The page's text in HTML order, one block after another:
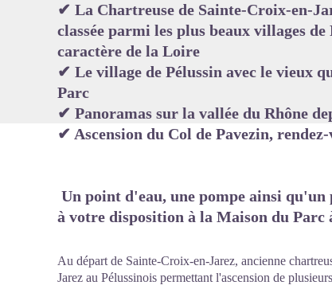
✔ La Chartreuse de Sainte-Croix-en-
classée parmi les plus beaux villages
caractère de la Loire
✔ Le village de Pélussin avec le vieux
Parc
✔ Panoramas sur la vallée du Rhône
✔ Ascension du Col de Pavezin,
Un point d'eau, une pompe ainsi
à votre disposition à la Maison du Parc
Au départ de Sainte-Croix-en-Jarez, ancienne
Jarez au Pélussinois permettant l'ascension de